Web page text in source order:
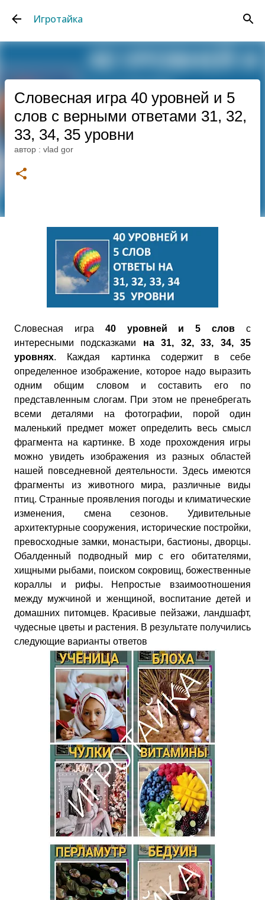
Игротайка
Словесная игра 40 уровней и 5
слов с верными ответами 31, 32,
33, 34, 35 уровни
автор : vlad gor
Словесная игра 40 уровней и 5 слов с
интересными подсказками на 31, 32, 33, 34, 35
уровнях. Каждая картинка содержит в себе
определенное изображение, которое надо выразить
одним общим словом и составить его по
представленным слогам. При этом не пренебрегать
всеми деталями на фотографии, порой один
маленький предмет может определить весь смысл
фрагмента на картинке. В ходе прохождения игры
можно увидеть изображения из разных областей
нашей повседневной деятельности. Здесь имеются
фрагменты из животного мира, различные виды
птиц. Странные проявления погоды и климатические
изменения, смена сезонов. Удивительные
архитектурные сооружения, исторические постройки,
превосходные замки, монастыри, бастионы, дворцы.
Обалденный подводный мир с его обитателями,
хищными рыбами, поиском сокровищ, божественные
кораллы и рифы. Непростые взаимоотношения
между мужчиной и женщиной, воспитание детей и
домашних питомцев. Красивые пейзажи, ландшафт,
чудесные цветы и растения. В результате получились
следующие варианты ответов